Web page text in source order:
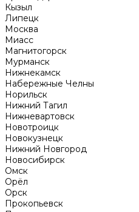
Кызыл
Липецк
Москва
Миасс
Магнитогорск
Мурманск
Нижнекамск
Набережные Челны
Норильск
Нижний Тагил
Нижневартовск
Новотроицк
Новокузнецк
Нижний Новгород
Новосибирск
Омск
Орёл
Орск
Прокопьевск